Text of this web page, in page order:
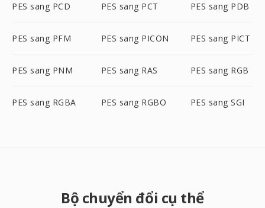
PES sang PCD PES sang PCT PES sang PDB
PES sang PFM PES sang PICON PES sang PICT
PES sang PNM PES sang RAS PES sang RGB
PES sang RGBA PES sang RGBO PES sang SGI
Bộ chuyển đổi cụ thể